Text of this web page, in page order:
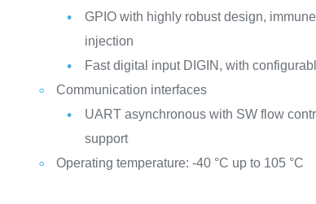
GPIO with highly robust design,
injection
Fast digital input DIGIN, with
Communication interfaces
UART asynchronous with SW flow
support
Operating temperature: -40 °C up to 105 °C